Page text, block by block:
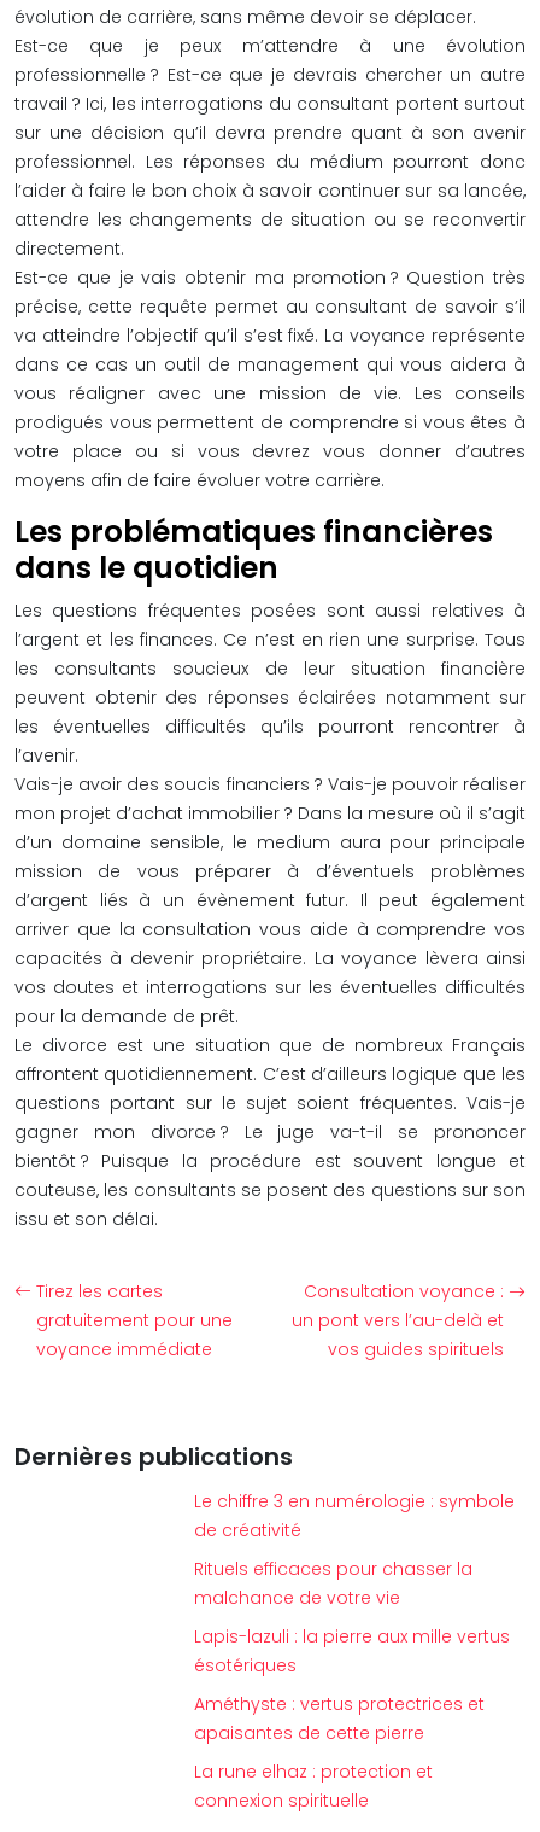
évolution de carrière, sans même devoir se déplacer.
Est-ce que je peux m’attendre à une évolution
professionnelle ? Est-ce que je devrais chercher un autre
travail ? Ici, les interrogations du consultant portent surtout
sur une décision qu’il devra prendre quant à son avenir
professionnel. Les réponses du médium pourront donc
l’aider à faire le bon choix à savoir continuer sur sa lancée,
attendre les changements de situation ou se reconvertir
directement.
Est-ce que je vais obtenir ma promotion ? Question très
précise, cette requête permet au consultant de savoir s’il
va atteindre l’objectif qu’il s’est fixé. La voyance représente
dans ce cas un outil de management qui vous aidera à
vous réaligner avec une mission de vie. Les conseils
prodigués vous permettent de comprendre si vous êtes à
votre place ou si vous devrez vous donner d’autres
moyens afin de faire évoluer votre carrière.
Les problématiques financières
dans le quotidien
Les questions fréquentes posées sont aussi relatives à
l’argent et les finances. Ce n’est en rien une surprise. Tous
les consultants soucieux de leur situation financière
peuvent obtenir des réponses éclairées notamment sur
les éventuelles difficultés qu’ils pourront rencontrer à
l’avenir.
Vais-je avoir des soucis financiers ? Vais-je pouvoir réaliser
mon projet d’achat immobilier ? Dans la mesure où il s’agit
d’un domaine sensible, le medium aura pour principale
mission de vous préparer à d’éventuels problèmes
d’argent liés à un évènement futur. Il peut également
arriver que la consultation vous aide à comprendre vos
capacités à devenir propriétaire. La voyance lèvera ainsi
vos doutes et interrogations sur les éventuelles difficultés
pour la demande de prêt.
Le divorce est une situation que de nombreux Français
affrontent quotidiennement. C’est d’ailleurs logique que les
questions portant sur le sujet soient fréquentes. Vais-je
gagner mon divorce ? Le juge va-t-il se prononcer
bientôt ? Puisque la procédure est souvent longue et
couteuse, les consultants se posent des questions sur son
issu et son délai.
Tirez les cartes
gratuitement pour une
voyance immédiate
Consultation voyance :
un pont vers l’au-delà et
vos guides spirituels
Dernières publications
Le chiffre 3 en numérologie : symbole
de créativité
Rituels efficaces pour chasser la
malchance de votre vie
Lapis-lazuli : la pierre aux mille vertus
ésotériques
Améthyste : vertus protectrices et
apaisantes de cette pierre
La rune elhaz : protection et
connexion spirituelle